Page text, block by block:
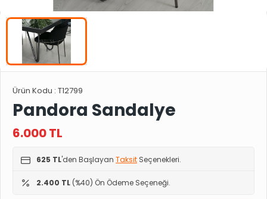
Ürün Kodu : T12799
Pandora Sandalye
6.000TL
625 TL'den Başlayan Taksit Seçenekleri.
2.400 TL (%40) Ön Ödeme Seçeneği.